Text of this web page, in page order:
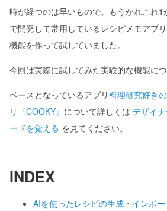
時が経つのは早いもので。もうかれこれ
で開発して常用しているレシピメモアプ
機能を作って試していました。
今回は実際に試してみた実験的な機能につ
ベースとなっているアプリ料理研究好き
リ『COOKY』 について詳しくは デザイ
ードを覚える を見てください。
INDEX
AIを使ったレシピの生成・インポー